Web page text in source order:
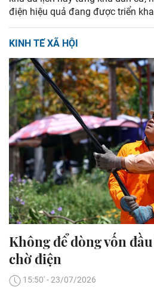
điện hiệu quả đang được triển
KINH TẾ XÃ HỘI
Không để dòng vốn
chờ điện
15:50' - 23/07/2026